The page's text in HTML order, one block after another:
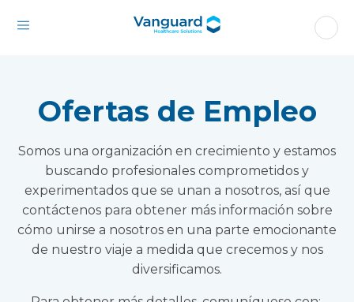
Ofertas de Empleo
Somos una organización en crecimiento y estamos
buscando profesionales comprometidos y
experimentados que se unan a nosotros, así que
contáctenos para obtener más información sobre
cómo unirse a nosotros en una parte emocionante
de nuestro viaje a medida que crecemos y nos
diversificamos.